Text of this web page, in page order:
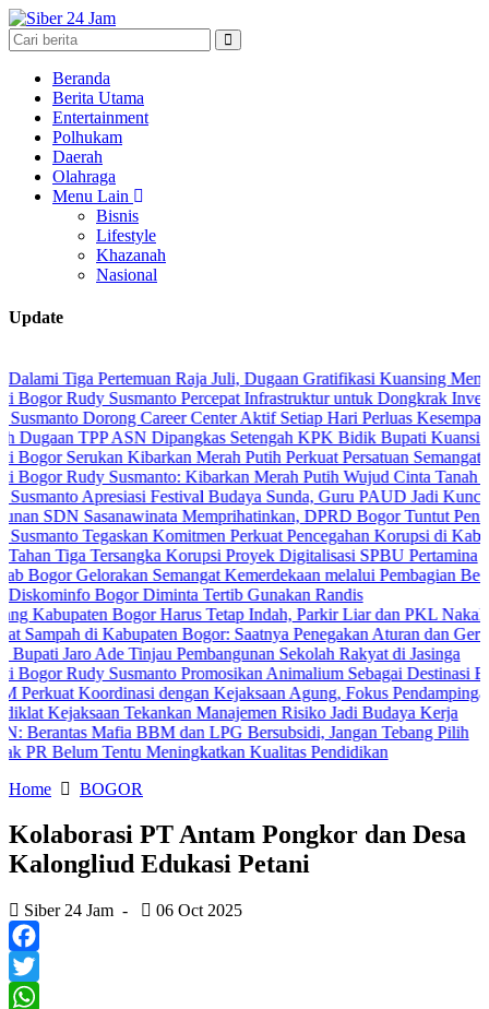
Beranda
Berita Utama
Entertainment
Polhukam
Daerah
Olahraga
Menu Lain
Bisnis
Lifestyle
Khazanah
Nasional
Update
Pertemuan Raja Juli, Dugaan Gratifikasi Kuansing Menguat
Susmanto Percepat Infrastruktur untuk Dongkrak Investasi
Dorong Career Center Aktif Setiap Hari Perluas Kesempatan Kerja
ASN Dipangkas Setengah KPK Bidik Bupati Kuansing
Kibarkan Merah Putih Perkuat Persatuan Semangat
Susmanto: Kibarkan Merah Putih Wujud Cinta Tanah Air
Apresiasi Festival Budaya Sunda, Guru PAUD Jadi Kunci
Sasanawinata Memprihatinkan, DPRD Bogor Tuntut Penanganan
Tegaskan Komitmen Perkuat Pencegahan Korupsi di Kabupaten
Tersangka Korupsi Proyek Digitalisasi SPBU Pertamina
Semangat Kemerdekaan melalui Pembagian Bendera
Bogor Diminta Tertib Gunakan Randis
Bogor Harus Tetap Indah, Parkir Liar dan PKL Nakal Wajib
di Kabupaten Bogor: Saatnya Penegakan Aturan dan Gerakan
Ade Tinjau Pembangunan Sekolah Rakyat di Jasinga
Susmanto Promosikan Animalium Sebagai Destinasi Edukasi
dengan Kejaksaan Agung, Fokus Pendampingan Hukum
Tekankan Manajemen Risiko Jadi Budaya Kerja
Mafia BBM dan LPG Bersubsidi, Jangan Tebang Pilih
Tentu Meningkatkan Kualitas Pendidikan
Home
BOGOR
Kolaborasi PT Antam Pongkor dan Desa
Kalongliud Edukasi Petani
Siber 24 Jam - 06 Oct 2025
Facebook
Twitter